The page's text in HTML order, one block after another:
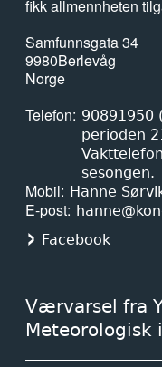
fikk allmennheten
Samfunnsgata 34
9980Berlevåg
Norge
Telefon
90891950
perioden
sesongen.
Mobil Hanne
E-post
Facebook
Værvarsel fra
Meteorologisk